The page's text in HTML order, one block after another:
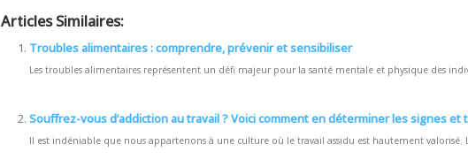
Articles Similaires:
Troubles alimentaires : comprendre, prévenir et sensibiliser
Les troubles alimentaires représentent un défi majeur pour la santé mentale et physique des
Souffrez-vous d’addiction au travail ? Voici comment en déterminer les signes
Il est indéniable que nous appartenons à une culture où le travail assidu est hautement valorisé.